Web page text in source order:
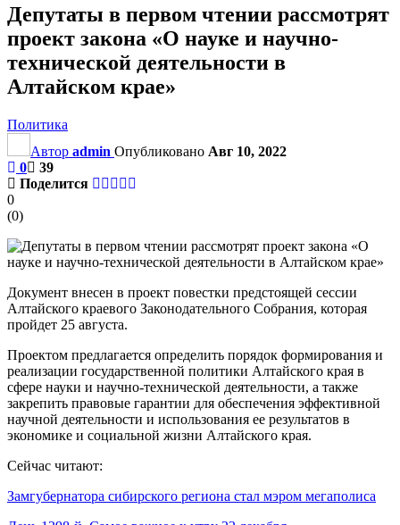
Депутаты в первом чтении рассмотрят
проект закона «О науке и научно-
технической деятельности в
Алтайском крае»
Политика
Автор admin Опубликовано Авг 10, 2022
0
39
Поделится
0
(0)
Документ внесен в проект повестки предстоящей сессии
Алтайского краевого Законодательного Собрания, которая
пройдет 25 августа.
Проектом предлагается определить порядок формирования и
реализации государственной политики Алтайского края в
сфере науки и научно-технической деятельности, а также
закрепить правовые гарантии для обеспечения эффективной
научной деятельности и использования ее результатов в
экономике и социальной жизни Алтайского края.
Сейчас читают:
Замгубернатора сибирского региона стал мэром мегаполиса